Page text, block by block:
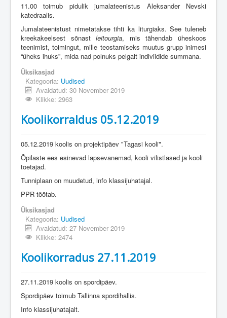
11.00 toimub pidulik jumalateenistus Aleksander Nevski
katedraalis.
Jumalateenistust nimetatakse tihti ka liturgiaks. See tuleneb
kreekakeelsest sõnastleitourgia, mis tähendab üheskoos
teenimist, toimingut, mille teostamiseks muutus grupp inimesi
“üheks ihuks”, mida nad polnuks pelgalt indiviidide summana.
Üksikasjad
Kategooria: Uudised
Avaldatud: 30 November 2019
Klikke: 2963
Koolikorraldus 05.12.2019
05.12.2019 koolis on projektipäev "Tagasi kooli".
Õpilaste ees esinevad lapsevanemad, kooli vilistlased ja kooli
toetajad.
Tunniplaan on muudetud, info klassijuhatajal.
PPR töötab.
Üksikasjad
Kategooria: Uudised
Avaldatud: 27 November 2019
Klikke: 2474
Koolikorradus 27.11.2019
27.11.2019 koolis on spordipäev.
Spordipäev toimub Tallinna spordihallis.
Info klassijuhatajalt.